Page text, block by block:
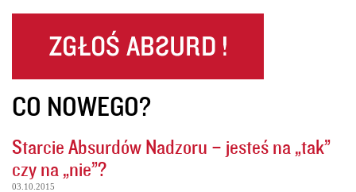
CO NOWEGO?
Starcie Absurdów Nadzoru – jesteś na „tak”
czy na „nie”?
03.10.2015